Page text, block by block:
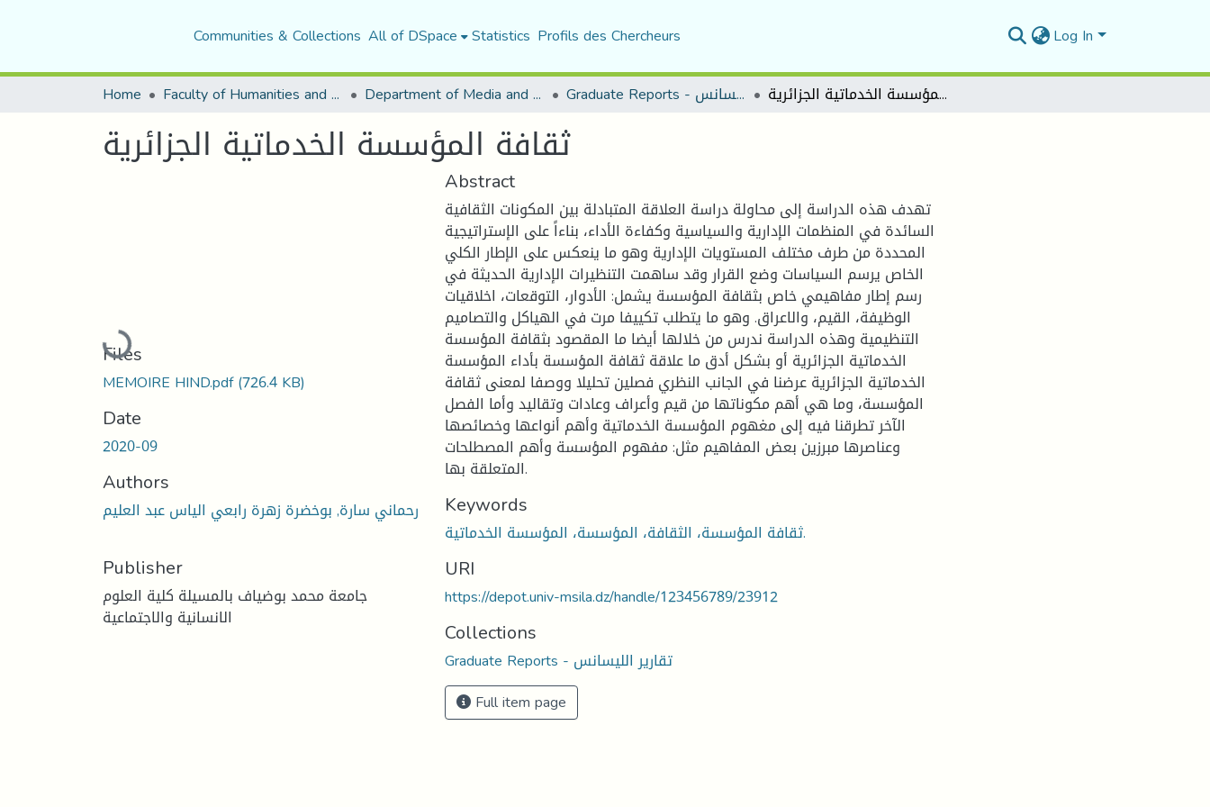
Communities & Collections All of DSpace Statistics Profils des Chercheurs Log In
Home Faculty of Humanities and Social Sciences Department of Media and Communication Studies Graduate Reports - تقارير الليسانس ثقافة المؤسسة الخدماتية الجزائرية
ثقافة المؤسسة الخدماتية الجزائرية
Loading...
Files
MEMOIRE HIND.pdf(726.4 KB)
Date
2020-09
Authors
رحماني سارة, بوخضرة زهرة رابعي الياس عبد العليم
Publisher
جامعة محمد بوضياف بالمسيلة كلية العلوم
الانسانية والاجتماعية
Abstract
تهدف هذه الدراسة إلى محاولة دراسة العلاقة المتبادلة بين المكونات الثقافية
السائدة في المنظمات الإدارية والسياسية وكفاءة الأداء، بناءاً على الإستراتيجية
المحددة من طرف مختلف المستويات الإدارية وهو ما ينعكس على الإطار الكلي
الخاص يرسم السياسات وضع القرار وقد ساهمت التنظيرات الإدارية الحديثة في
رسم إطار مفاهيمي خاص بثقافة المؤسسة يشمل: الأدوار، التوقعات، اخلاقيات
الوظيفة، القيم، والاعراق. وهو ما يتطلب تكييفا مرت في الهياكل والتصاميم
التنظيمية وهذه الدراسة ندرس من خلالها أيضا ما المقصود بثقافة المؤسسة
الخدماتية الجزائرية أو بشكل أدق ما علاقة ثقافة المؤسسة بأداء المؤسسة
الخدماتية الجزائرية عرضنا في الجانب النظري فصلين تحليلا ووصفا لمعنى ثقافة
المؤسسة، وما هي أهم مكوناتها من قيم وأعراف وعادات وتقاليد وأما الفصل
الآخر تطرقنا فيه إلى مغهوم المؤسسة الخدماتية وأهم أنواعها وخصائصها
وعناصرها مبرزين بعض المفاهيم مثل: مفهوم المؤسسة وأهم المصطلحات
المتعلقة بها.
Keywords
ثقافة المؤسسة، الثقافة، المؤسسة، المؤسسة الخدماتية.
URI
https://depot.univ-msila.dz/handle/123456789/23912
Collections
Graduate Reports - تقارير الليسانس
Full item page